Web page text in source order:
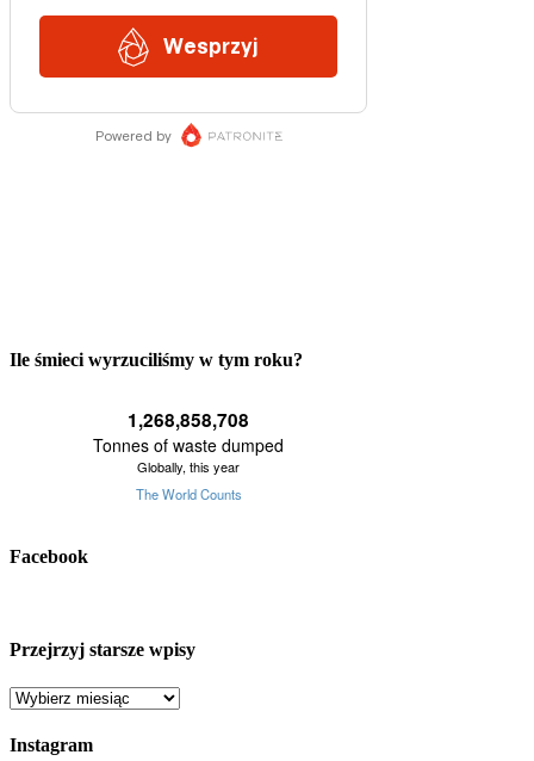
Ile śmieci wyrzuciliśmy w tym roku?
Facebook
Przejrzyj starsze wpisy
Przejrzyj
wpisy
Instagram